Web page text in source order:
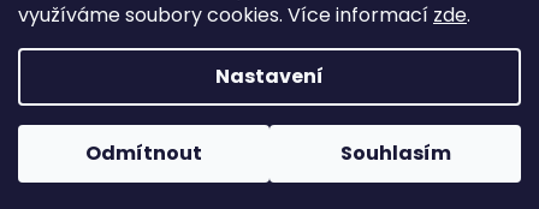
využíváme soubory cookies. Více informací zde.
Nastavení
Odmítnout Souhlasím
Copyright 2026Záhir cosmetics s.r.o.. Všechna práva
vyhrazena.
Upravit nastavení cookies